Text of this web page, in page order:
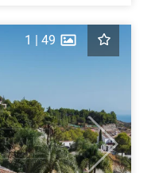
Next
1 | 49